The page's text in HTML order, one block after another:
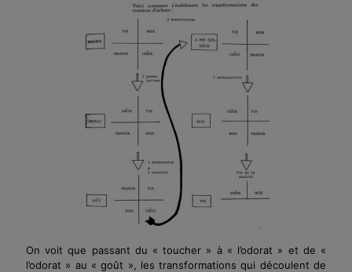
On voit que passant du « toucher » à « l’odorat » et de «
l’odorat » au « goût », les transformations qui découlent de